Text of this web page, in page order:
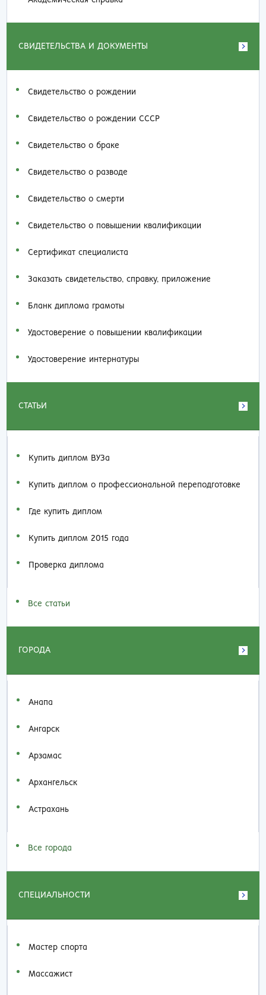
СВИДЕТЕЛЬСТВА И ДОКУМЕНТЫ
Свидетельство о рождении
Свидетельство о рождении СССР
Свидетельство о браке
Свидетельство о разводе
Свидетельство о смерти
Свидетельство о повышении квалификации
Сертификат специалиста
Заказать cвидетельство, справку, приложение
Бланк диплома грамоты
Удостоверение о повышении квалификации
Удостоверение интернатуры
СТАТЬИ
Купить диплом ВУЗа
Купить диплом о профессиональной переподготовке
Где купить диплом
Купить диплом 2015 года
Проверка диплома
Все статьи
ГОРОДА
Анапа
Ангарск
Арзамас
Архангельск
Астрахань
Все города
СПЕЦИАЛЬНОСТИ
Мастер спорта
Массажист